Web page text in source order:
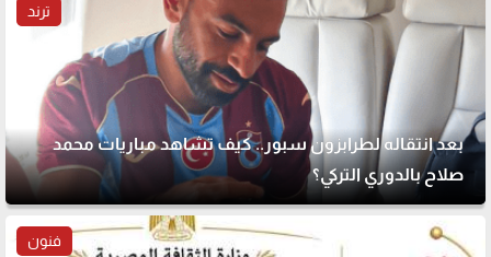
ترند
بعد انتقاله لطرابزون سبور.. كيف تشاهد مباريات محمد
صلاح بالدوري التركي؟
فنون